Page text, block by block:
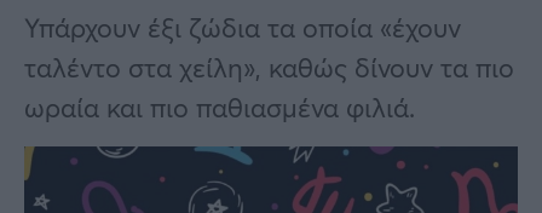
ΕΣΠΑ
Lifestyle
Αθλητικά
Υγεία
Γυναίκα
Υπάρχουν έξι ζώδια τα οποία «έχουν
ταλέντο στα χείλη», καθώς δίνουν τα πιο
ωραία και πιο παθιασμένα φιλιά.